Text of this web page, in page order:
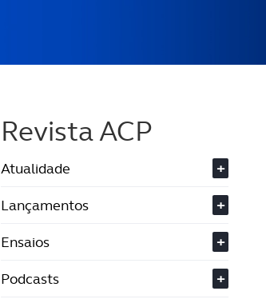
Revista ACP
Atualidade
+
Lançamentos
+
Ensaios
+
Podcasts
+